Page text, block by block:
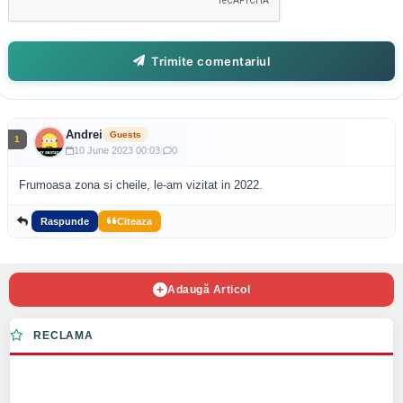
Trimite comentariul
Andrei Guests
10 June 2023 00:03 0
Frumoasa zona si cheile, le-am vizitat in 2022.
Raspunde Citeaza
Adaugă Articol
RECLAMA